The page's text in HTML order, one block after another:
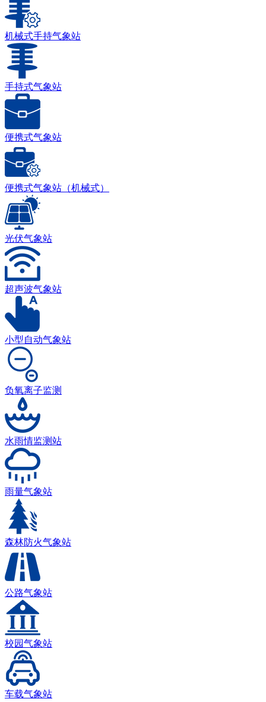
机械式手持气象站
手持式气象站
便携式气象站
便携式气象站（机械式）
光伏气象站
超声波气象站
小型自动气象站
负氧离子监测
水雨情监测站
雨量气象站
森林防火气象站
公路气象站
校园气象站
车载气象站